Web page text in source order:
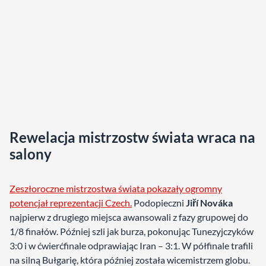
Rewelacja mistrzostw świata wraca na
salony
Zeszłoroczne mistrzostwa świata pokazały ogromny
potencjał reprezentacji Czech. Podopieczni Jiří Nováka
najpierw z drugiego miejsca awansowali z fazy grupowej do
1/8 finałów. Później szli jak burza, pokonując Tunezyjczyków
3:0 i w ćwierćfinale odprawiając Iran – 3:1. W półfinale trafili
na silną Bułgarię, która później została wicemistrzem globu.